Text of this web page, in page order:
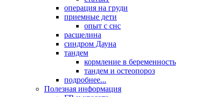
операция на груди
приемные дети
опыт с снс
расщелина
синдром Дауна
тандем
кормление в беременность
тандем и остеопороз
подробнее...
Полезная информация